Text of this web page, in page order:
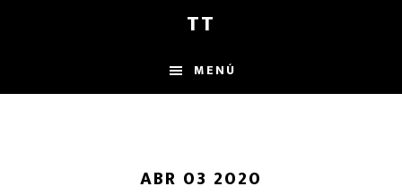
principal
barra
de
TT
MENÚ
ABR 03 2020